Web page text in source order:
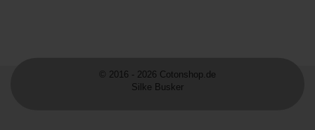
© 2016 - 2026 Cotonshop.de
Silke Busker